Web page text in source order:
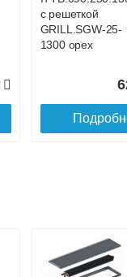
с решеткой
GRILL.SGW-25-
1300 орех